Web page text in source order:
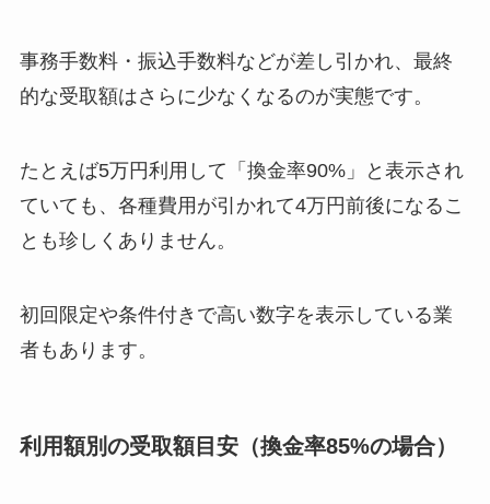
事務手数料・振込手数料などが差し引かれ、最終
的な受取額はさらに少なくなるのが実態です。
たとえば5万円利用して「換金率90%」と表示され
ていても、各種費用が引かれて4万円前後になるこ
とも珍しくありません。
初回限定や条件付きで高い数字を表示している業
者もあります。
利用額別の受取額目安（換金率85%の場合）